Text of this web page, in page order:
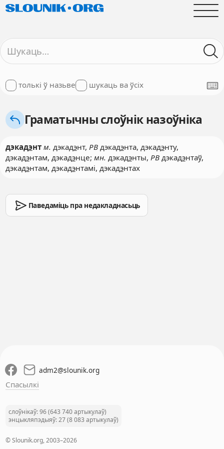
толькі ў назьве шукаць ва ўсіх
Граматычны слоўнік назоўніка
дэкадэнт м. дэкадэнт, РВдэкадэнта, дэкадэнту,
дэкадэнтам, дэкадэнце; мн. дэкадэнты, РВдэкадэнтаў,
дэкадэнтам, дэкадэнтамі, дэкадэнтах
Паведаміць пра недакладнасьць
adm2@slounik.org
Спасылкі
слоўнікаў: 96 (643 740 артыкулаў)
энцыкляпэдыяў: 27 (8 083 артыкулаў)
© Slounik.org, 2003–2026